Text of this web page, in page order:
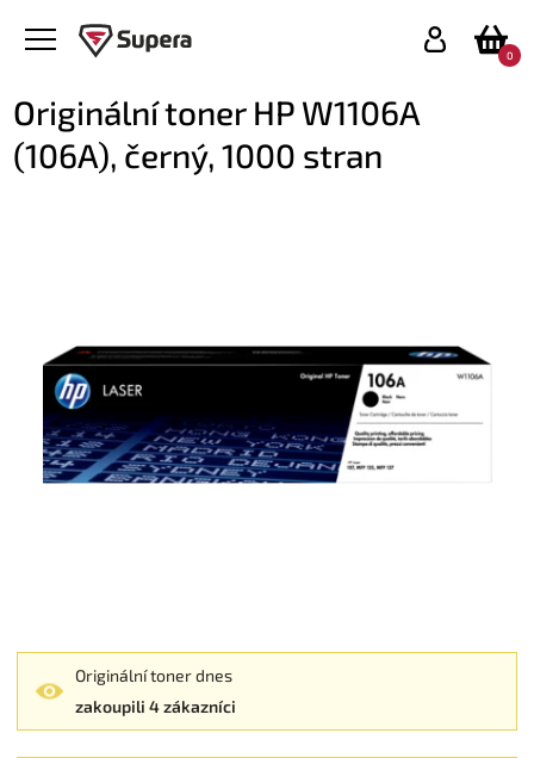
0
Originální toner HP W1106A
(106A), černý, 1000 stran
Originální toner dnes
zakoupili 4 zákazníci